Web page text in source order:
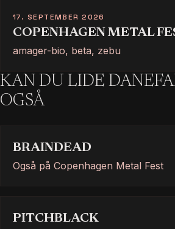
17. SEPTEMBER 2026
COPENHAGEN METAL
amager-bio, beta, zebu
KAN DU LIDE
OGSÅ
BRAINDEAD
Også på Copenhagen Metal Fest
PITCHBLACK